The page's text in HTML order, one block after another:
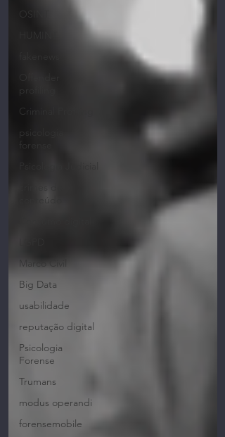
profiling
Criminal Profiling
psicologia
conteúdo
Marco Civil
Big Data
usabilidade
reputação digital
Psicologia
Forense
Trumans
modus operandi
forensemobile